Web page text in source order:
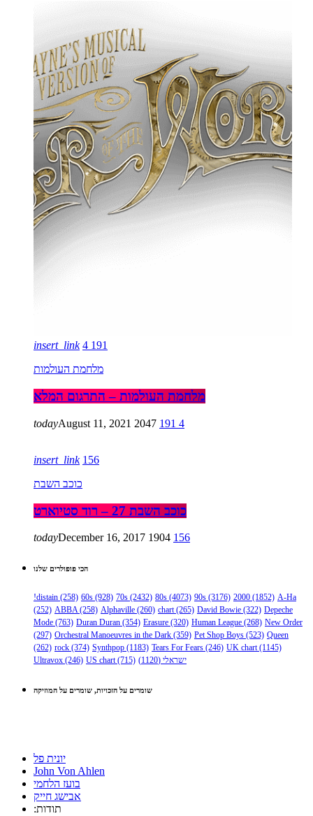
insert_link 4 191
מלחמת העולמות
מלחמת העולמות – התרגום המלא
todayAugust 11, 2021 2047 191 4
insert_link 156
כוכב השבת
כוכב השבת 27 – רוד סטיוארט
todayDecember 16, 2017 1904 156
הכי פופולרים שלנו
!distain (258) 60s (928) 70s (2432) 80s (4073) 90s (3176) 2000 (1852) A-Ha
(252) ABBA(258) Alphaville (260) chart(265) David Bowie (322) Depeche
Mode (763) Duran Duran (354) Erasure (320) Human League (268) New Order
(297) Orchestral Manoeuvres in the Dark (359) Pet Shop Boys (523) Queen
(262) rock (374) Synthpop (1183) Tears For Fears (246) UK chart(1145)
Ultravox (246) US chart(715) ישראלי (1120)
שומרים על הזכויות, שומרים על המוזיקה
יונית פל
John Von Ahlen
בועז הלחמי
אבישג חייק
:תודות